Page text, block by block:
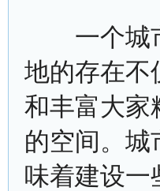
一个城市
地的存在不
和丰富大家
的空间。城
味着建设一